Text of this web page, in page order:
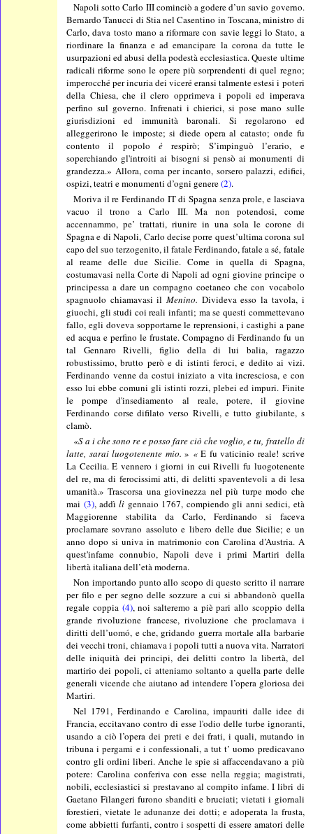
Napoli sotto Carlo III cominciò a godere d’un savio governo.
Bernardo Tanucci di Stia nel Casentino in Toscana, ministro di
Carlo, dava tosto mano a riformare con savie leggi lo Stato, a
riordinare la finanza e ad emancipare la corona da tutte le
usurpazioni ed abusi della podestà ecclesiastica. Queste ultime
radicali riforme sono le opere più sorprendenti di quel regno;
imperocché per incuria dei viceré eransi talmente estesi i poteri
della Chiesa, che il clero opprimeva i popoli ed imperava
perfino sul governo. Infrenati i chierici, si pose mano sulle
giurisdizioni ed immunità baronali. Si regolarono ed
alleggerirono le imposte; si diede opera al catasto; onde fu
contento il popoloè respirò; S’impinguò l’erario, e
soperchiando gl'introiti ai bisogni si pensò ai monumenti di
grandezza.» Allora, coma per incanto, sorsero palazzi, edifici,
ospizi, teatri e monumenti d’ogni genere(2).
Moriva il re Ferdinando IT di Spagna senza prole, e lasciava
vacuo il trono a Carlo III. Ma non potendosi, come
accennammo, pe’ trattati, riunire in una sola le corone di
Spagna e di Napoli, Carlo decise porre quest’ultima corona sul
capo del suo terzogenito, il fatale Ferdinando, fatale a sé, fatale
al reame delle due Sicilie. Come in quella di Spagna,
costumavasi nella Corte di Napoli ad ogni giovine principe o
principessa a dare un compagno coetaneo che con vocabolo
spagnuolo chiamavasi ilMenino. Divideva esso la tavola, i
giuochi, gli studi coi reali infanti; ma se questi commettevano
fallo, egli doveva sopportarne le reprensioni, i castighi a pane
ed acqua e perfino le frustate. Compagno di Ferdinando fu un
tal Gennaro Rivelli, figlio della di lui balia, ragazzo
robustissimo, brutto però e di istinti feroci, e dedito ai vizi.
Ferdinando venne da costui iniziato a vita incresciosa, e con
esso lui ebbe comuni gli istinti rozzi, plebei ed impuri. Finite
le pompe d'insediamento al reale, potere, il giovine
Ferdinando corse difilato verso Rivelli, e tutto giubilante, s
clamò.
«S a i che sono re e posso fare ciò che voglio, e tu, fratello di
latte, sarai luogotenente mio. » «E fu vaticinio reale! scrive
La Cecilia. E vennero i giorni in cui Rivelli fu luogotenente
del re, ma di ferocissimi atti, di delitti spaventevoli a di lesa
umanità.» Trascorsa una giovinezza nel più turpe modo che
mai (3), addìlì gennaio 1767, compiendo gli anni sedici, età
Maggiorenne stabilita da Carlo, Ferdinando si faceva
proclamare sovrano assoluto e libero delle due Sicilie; e un
anno dopo si univa in matrimonio con Carolina d’Austria. A
quest'infame connubio, Napoli deve i primi Martiri della
libertà italiana dell’età moderna.
Non importando punto allo scopo di questo scritto il narrare
per filo e per segno delle sozzure a cui si abbandonò quella
regale coppia (4), noi salteremo a piè pari allo scoppio della
grande rivoluzione francese, rivoluzione che proclamava i
diritti dell’uomó, e che, gridando guerra mortale alla barbarie
dei vecchi troni, chiamava i popoli tutti a nuova vita. Narratori
delle iniquità dei principi, dei delitti contro la libertà, del
martirio dei popoli, ci atteniamo soltanto a quella parte delle
generali vicende che aiutano ad intendere l’opera gloriosa dei
Martiri.
Nel 1791, Ferdinando e Carolina, impauriti dalle idee di
Francia, eccitavano contro di esse l'odio delle turbe ignoranti,
usando a ciò l’opera dei preti e dei frati, i quali, mutando in
tribuna i pergami e i confessionali, a tut t’ uomo predicavano
contro gli ordini liberi. Anche le spie si affaccendavano a più
potere: Carolina conferiva con esse nella reggia; magistrati,
nobili, ecclesiastici si prestavano al compito infame. I libri di
Gaetano Filangeri furono sbanditi e bruciati; vietati i giornali
forestieri, vietate le adunanze dei dotti; e adoperata la frusta,
come abbietti furfanti, contro i sospetti di essere amatori delle